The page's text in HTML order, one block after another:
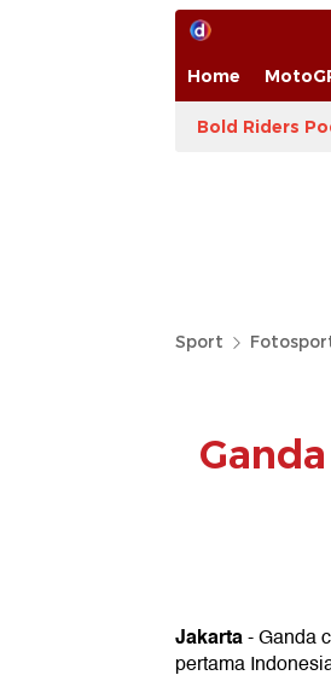
Home
Bold Riders
Sport
Jakarta- Ganda
pertama